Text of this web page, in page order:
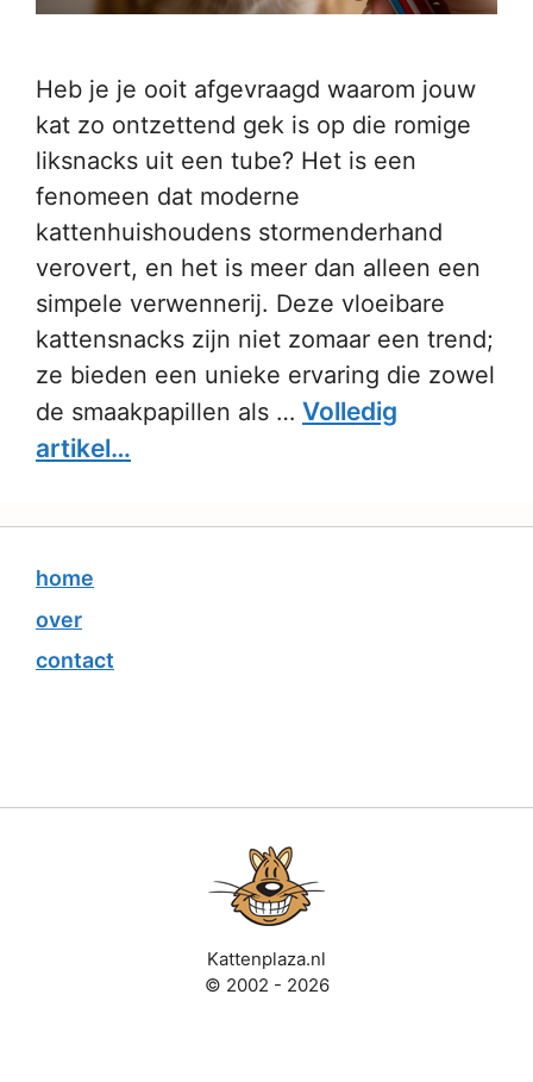
Heb je je ooit afgevraagd waarom jouw
kat zo ontzettend gek is op die romige
liksnacks uit een tube? Het is een
fenomeen dat moderne
kattenhuishoudens stormenderhand
verovert, en het is meer dan alleen een
simpele verwennerij. Deze vloeibare
kattensnacks zijn niet zomaar een trend;
ze bieden een unieke ervaring die zowel
de smaakpapillen als … Volledig
artikel…
home
over
contact
Kattenplaza.nl
© 2002 - 2026